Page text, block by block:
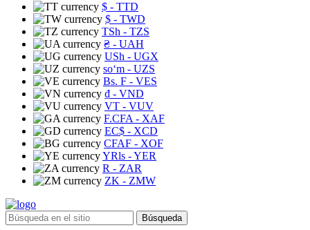
$ - TTD
$ - TWD
TSh - TZS
₴ - UAH
USh - UGX
soʻm - UZS
Bs. F - VES
₫ - VND
VT - VUV
F.CFA - XAF
EC$ - XCD
CFAF - XOF
YRls - YER
R - ZAR
ZK - ZMW
Búsqueda